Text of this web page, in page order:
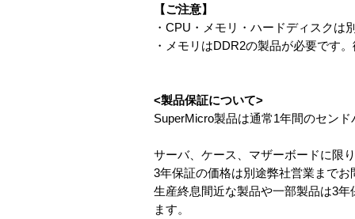
【ご注意】
・CPU・メモリ・ハードディスクは
・メモリはDDR2の製品が必要です
<製品保証について>
SuperMicro製品は通常1年間のセン
サーバ、ケース、マザーボードに限
3年保証の価格は別途弊社営業まで
生産終息間近な製品や一部製品は3
ます。